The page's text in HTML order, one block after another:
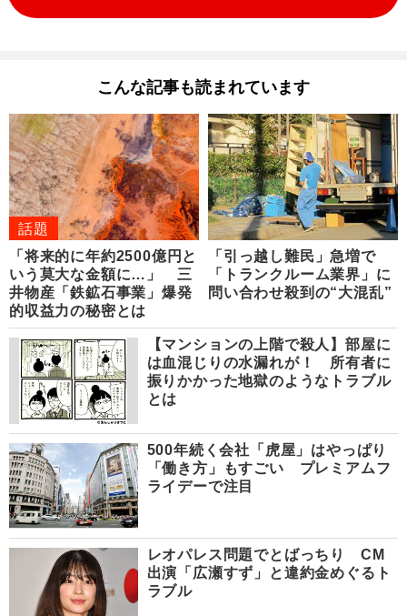
こんな記事も読まれています
話題
「将来的に年約2500億円と
いう莫大な金額に…」 三
井物産「鉄鉱石事業」爆発
的収益力の秘密とは
「引っ越し難民」急増で
「トランクルーム業界」に
問い合わせ殺到の“大混乱”
【マンションの上階で殺人】部屋に
は血混じりの水漏れが！ 所有者に
振りかかった地獄のようなトラブル
とは
500年続く会社「虎屋」はやっぱり
「働き方」もすごい プレミアムフ
ライデーで注目
レオパレス問題でとばっちり CM
出演「広瀬すず」と違約金めぐるト
ラブル